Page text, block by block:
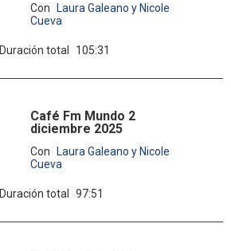
Con
Laura Galeano y Nicole
Cueva
Duración total 105:31
Café Fm Mundo 2
diciembre 2025
Con
Laura Galeano y Nicole
Cueva
Duración total 97:51